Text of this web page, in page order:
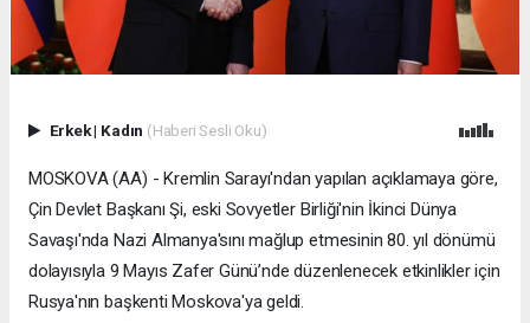
Erkek| Kadın (Haberi Sesli Oku)
MOSKOVA (AA) - Kremlin Sarayı'ndan yapılan açıklamaya göre,
Çin Devlet Başkanı Şi, eski Sovyetler Birliği'nin İkinci Dünya
Savaşı'nda Nazi Almanya'sını mağlup etmesinin 80. yıl dönümü
dolayısıyla 9 Mayıs Zafer Günü’nde düzenlenecek etkinlikler için
Rusya'nın başkenti Moskova'ya geldi.